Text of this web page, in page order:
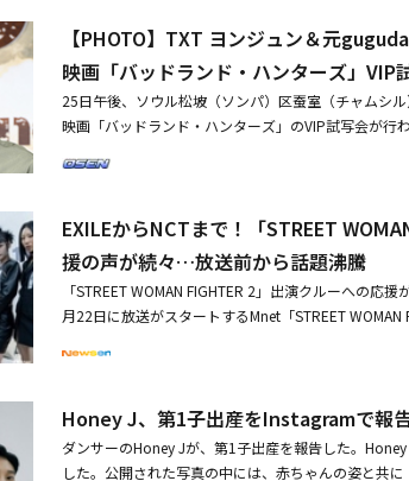
番組が唯一だ。様々な文化の人たち、ダンス文化に
で、ダンス文化における一つの祝祭のように思える」
T WOMAN FIGHTER」シーズン1のリーダーたちで
したMonikaは、チームの精神的柱として力を添え、
産してから50日たった。出産したら、産後ケアをど
良かったに変わっていった。それにもかかわらず、再
だ。昨日から運動を始めた。一人ではできなさそう
る」と話した。BUMSUPのリーダーを務めるHoney
答えながらも、「国家代表となると、その分負担が
ったが、今回はその時の2、3倍の切実さと責任感を
るチームからはエネルギーと力を学んだ。けん制し
た。けん制よりは、力を合わせた」と話した。最後
まったが、私たちがどのように成長し、逆境を乗り
の振り付けだけでなく、BTS（防弾少年団）、BoA
ど、K-POPトップクラスのアーティストの振り付け
ームとして披露する底力に関心が集まっている。
FAMILYはリアーナ、シエラ、レディー・ガガ、ジャ
とコラボし、早くからワールドクラスの存在感を見
盛期を迎えたROYAL FAMILYは、世代交代を経て、現
ナップだ」とし「国家対抗戦で繰り広げられる今回
っていただきたい」と伝えた。・ダンスサバイバル番
韓国で5月にスタート・【PHOTO】「STREET
のレッドカーペットに登場
が初めてなので新しかったし、撮影しながら『さす
強みを聞く質問にShorty Forceは「カメレオンみた
だ。各メンバーの実力があまりにも素晴らしい。その
性を見せる」と自信を示した。AOMGからHigher
ボム。MORE VISIONの代表としての心境や責任感に
ないまま、好きな人たちと楽しくやろうという気持
の知名度を得た後、音楽をする人々を応援するため
資の規模もそうだし、自分勝手にしてはいけない」
加した。また、各音楽番組のステージで会ったK-
る。AB6IXのチョン・ウン＆イ・デフィ、
VANNERのヘソン、B1A4のシヌゥ、チョン・セウン、
PER JUNIORのイトゥク＆シンドンらが、SISTAR19
り、注目を集めた。新曲「NO MORE（MA BOY）」
延長線上にある内容を描いた楽曲で、シンプルであ
の矢を連想させるSISTAR19ならではのキュートかつ
回の振り付けには、1MILLIONのリア・キムとソン・
ユニットらしい華やかなカムバックで再び人気を証明
LE、Rolling Stone、FLAUNT、HYPEBAEなど海外の
スペイン、オーストラリア、ドイツ、台湾、タイ、
念イベントに参加！「ミュージックバンク」MCの再
ューシングル「NO MORE（MA BOY）」MV公開カウ
【PHOTO】TXT ヨンジュン＆元
映画「バッドランド・ハンターズ」VIP
25日午後、ソウル松坡（ソンパ）区蚕室（チャムシ
映画「バッドランド・ハンターズ」のVIP試写会が行
ウォン、元AFTERSCHOOLのジュヨン、元gugudan
サーのミナ・ミョン、リュ・ダイン、ユ・ヒグァン
ン、ヨンオ、キム・チェウンらが出席した。同作は廃
中で生きる者たちが、生き残るために繰り広げる最
る。・マ・ドンソク、Netflix映画「バッドランド・
合）・マ・ドンソク主演のNetflix映画「バッドランド
EXILEからNCTまで！「STREET
援の声が続々…放送前から話題沸騰
「STREET WOMAN FIGHTER 2」出演クルーへの応
月22日に放送がスタートするMnet「STREET
し、放送前から期待が高まっている。最近、再び全
をタグ付けして応援した。2AMのチョグォンとチョ・
ILLIONへエールを送った。IZ*ONE出身のチェ・イェ
ん」というコメントとハートの絵文字を投稿し、
Honey J、第1子出産をInstagramで報
ダンサーのHoney Jが、第1子出産を報告した。
した。公開された写真の中には、赤ちゃんの姿と共